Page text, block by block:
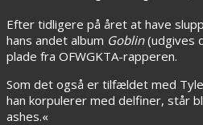
Efter tidligere på året at have
hans andet album Goblin(udgives
plade fra OFWGKTA-rapperen.
Som det også er tilfældet med
han korpulerer med delfiner, står
ashes.«